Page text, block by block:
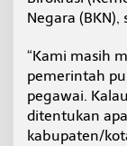
e
l
Negara (BKN),
“Kami masih
pemerintah
pegawai.
ditentukan
kabupaten/